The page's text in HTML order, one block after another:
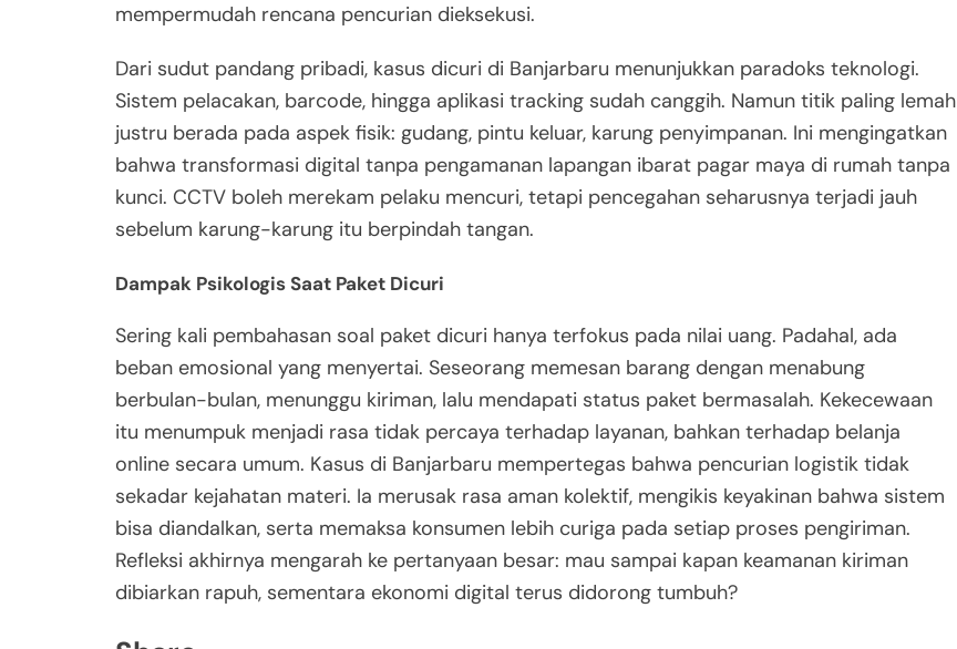
mempermudah rencana pencurian dieksekusi.
Dari sudut pandang pribadi, kasus dicuri di Banjarbaru menunjukkan paradoks teknologi.
Sistem pelacakan, barcode, hingga aplikasi tracking sudah canggih. Namun titik paling lemah
justru berada pada aspek fisik: gudang, pintu keluar, karung penyimpanan. Ini mengingatkan
bahwa transformasi digital tanpa pengamanan lapangan ibarat pagar maya di rumah tanpa
kunci. CCTV boleh merekam pelaku mencuri, tetapi pencegahan seharusnya terjadi jauh
sebelum karung-karung itu berpindah tangan.
Dampak Psikologis Saat Paket Dicuri
Sering kali pembahasan soal paket dicuri hanya terfokus pada nilai uang. Padahal, ada
beban emosional yang menyertai. Seseorang memesan barang dengan menabung
berbulan-bulan, menunggu kiriman, lalu mendapati status paket bermasalah. Kekecewaan
itu menumpuk menjadi rasa tidak percaya terhadap layanan, bahkan terhadap belanja
online secara umum. Kasus di Banjarbaru mempertegas bahwa pencurian logistik tidak
sekadar kejahatan materi. Ia merusak rasa aman kolektif, mengikis keyakinan bahwa sistem
bisa diandalkan, serta memaksa konsumen lebih curiga pada setiap proses pengiriman.
Refleksi akhirnya mengarah ke pertanyaan besar: mau sampai kapan keamanan kiriman
dibiarkan rapuh, sementara ekonomi digital terus didorong tumbuh?